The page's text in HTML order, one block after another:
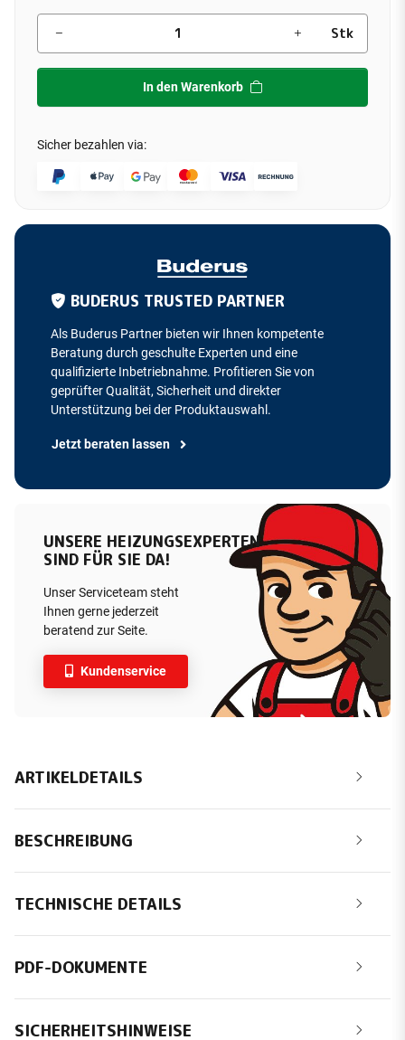
Stk
In den Warenkorb
Sicher bezahlen via:
BUDERUS TRUSTED PARTNER
Als Buderus Partner bieten wir Ihnen kompetente
Beratung durch geschulte Experten und eine
qualifizierte Inbetriebnahme. Profitieren Sie von
geprüfter Qualität, Sicherheit und direkter
Unterstützung bei der Produktauswahl.
Jetzt beraten lassen
UNSERE HEIZUNGSEXPERTEN
SIND FÜR SIE DA!
Unser Serviceteam steht
Ihnen gerne jederzeit
beratend zur Seite.
Kundenservice
ARTIKELDETAILS
BESCHREIBUNG
TECHNISCHE DETAILS
PDF-DOKUMENTE
SICHERHEITSHINWEISE